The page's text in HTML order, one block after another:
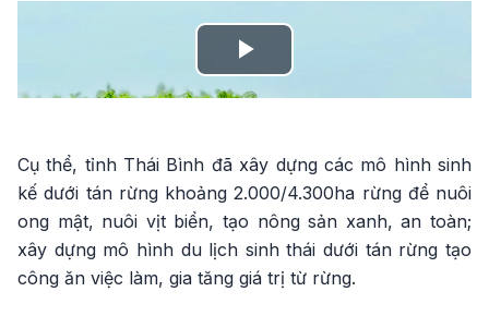
Play
Cụ thể, tỉnh Thái Bình đã xây dựng các mô hình sinh
kế dưới tán rừng khoảng 2.000/4.300ha rừng để nuôi
ong mật, nuôi vịt biển, tạo nông sản xanh, an toàn;
xây dựng mô hình du lịch sinh thái dưới tán rừng tạo
công ăn việc làm, gia tăng giá trị từ rừng.